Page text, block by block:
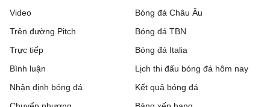
Video
Trên đường Pitch
Trực tiếp
Bóng đá Châu Âu
Bóng đá TBN
Bóng đá Italia
Bình luận
Nhận định bóng đá
Lịch thi đấu bóng đá hôm nay
Kết quả bóng đá